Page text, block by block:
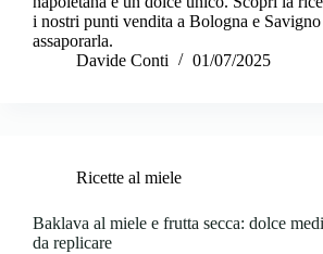
i nostri punti vendita a Bologna e
assaporarla.
Davide Conti
01/07/2025
Ricette al miele
Baklava al miele e frutta secca: dolce
da replicare